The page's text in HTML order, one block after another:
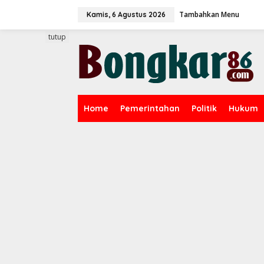
Kamis, 6 Agustus 2026 Tambahkan Menu
Home Pemerintahan Politik Hukum
tutup